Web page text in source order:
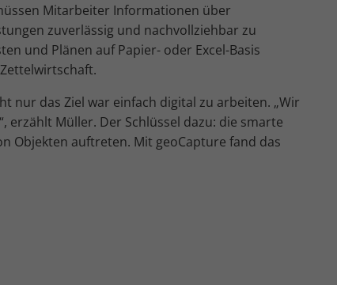
Mitarbeiter Informationen über
zuverlässig und nachvollziehbar zu
und Plänen auf Papier- oder Excel-Basis
nur das Ziel war einfach digital zu arbeiten. „Wir
Müller. Der Schlüssel dazu: die smarte
Objekten auftreten. Mit geoCapture fand das